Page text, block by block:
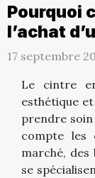
Pourquoi
l’achat
17 septembre
Le cintre
esthétique
prendre
compte les
marché, des
se